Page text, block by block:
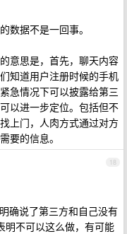
数据不是一回事。
意思是，首先，聊天内容
知道用户注册时候的手机
急情况下可以披露给第三
以进一步定位。包括但不
上门，人肉方式通过对方
要的信息。
18
确说了第三方和自己没有
明不可以这么做，有可能